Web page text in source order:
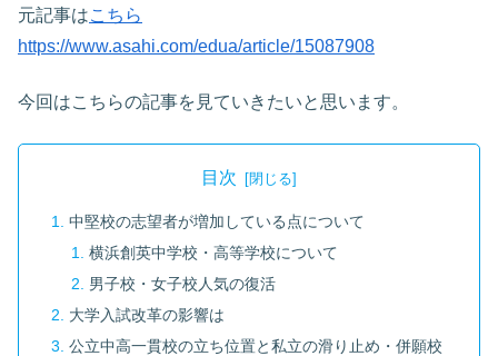
元記事はこちら
https://www.asahi.com/edua/article/15087908
今回はこちらの記事を見ていきたいと思います。
目次
中堅校の志望者が増加している点について
横浜創英中学校・高等学校について
男子校・女子校人気の復活
大学入試改革の影響は
公立中高一貫校の立ち位置と私立の滑り止め・併願校